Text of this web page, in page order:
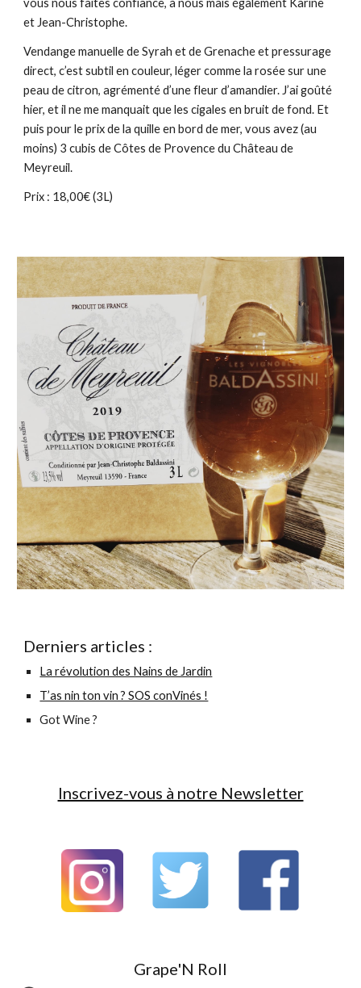
vous nous faites confiance, à nous mais également Karine
et Jean-Christophe.
Vendange manuelle de Syrah et de Grenache et pressurage
direct, c’est subtil en couleur, léger comme la rosée sur une
peau de citron, agrémenté d’une fleur d’amandier. J’ai goûté
hier, et il ne me manquait que les cigales en bruit de fond. Et
puis pour le prix de la quille en bord de mer, vous avez (au
moins) 3 cubis de Côtes de Provence du Château de
Meyreuil.
Prix : 18,00€ (3L)
Derniers articles :
La révolution des Nains de Jardin
T’as nin ton vin ? SOS conVinés !
Got Wine ?
Inscrivez-vous à notre Newsletter
Grape'N Roll